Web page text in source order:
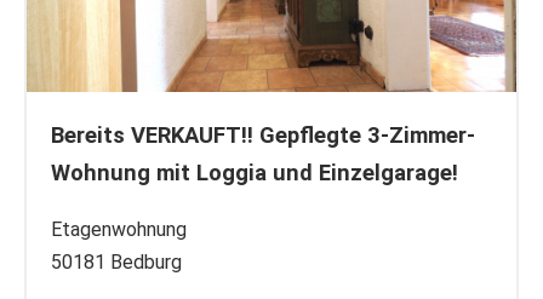
Bereits VERKAUFT!! Gepflegte 3-Zimmer-
Wohnung mit Loggia und Einzelgarage!
Etagenwohnung
50181 Bedburg